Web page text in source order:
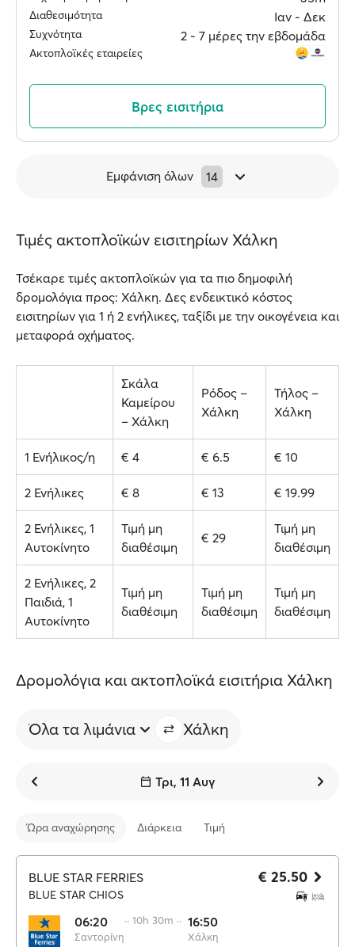
Διαθεσιμότητα Ιαν ‐ Δεκ
Συχνότητα 2 ‐ 7 μέρες την εβδομάδα
Ακτοπλοϊκές εταιρείες
Βρες εισιτήρια
Εμφάνιση όλων 14
Τιμές ακτοπλοϊκών εισιτηρίων Χάλκη
Τσέκαρε τιμές ακτοπλοϊκών για τα πιο δημοφιλή
δρομολόγια προς: Χάλκη. Δες ενδεικτικό κόστος
εισιτηρίων για 1 ή 2 ενήλικες, ταξίδι με την οικογένεια και
μεταφορά οχήματος.
Σκάλα
Καμείρου
– Χάλκη
Ρόδος –
Χάλκη
Τήλος –
Χάλκη
1 Ενήλικος/η € 4 € 6.5 € 10
2 Ενήλικες € 8 € 13 € 19.99
2 Ενήλικες, 1
Αυτοκίνητο
Τιμή μη
διαθέσιμη
€ 29
Τιμή μη
διαθέσιμη
2 Ενήλικες, 2
Παιδιά, 1
Αυτοκίνητο
Τιμή μη
διαθέσιμη
Τιμή μη
διαθέσιμη
Τιμή μη
διαθέσιμη
Δρομολόγια και ακτοπλοϊκά εισιτήρια Χάλκη
Όλα τα λιμάνια Χάλκη
Τρι, 11 Αυγ
Ώρα αναχώρησης Διάρκεια Τιμή
BLUE STAR FERRIES
BLUE STAR CHIOS
06:20
Σαντορίνη
·· 10h 30m ·· 16:50
Χάλκη
€ 25.50